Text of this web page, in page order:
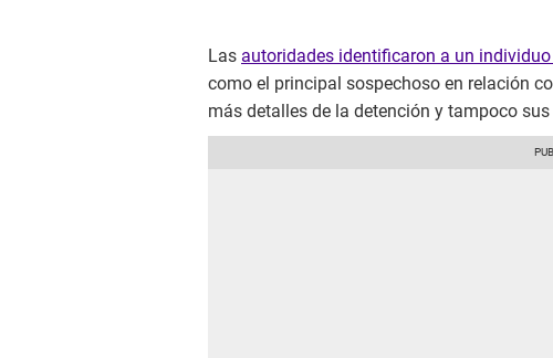
Las autoridades identificaron a un
como el principal sospechoso en relación
más detalles de la detención y tampoco